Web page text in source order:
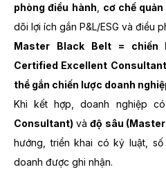
phòng điều hành
cơ chế
dõi lợi ích gắn P&L/ESG và điều
Master Black Belt = chiến
Certified Excellent
thể gắn chiến lược doanh
Khi kết hợp, doanh nghiệp có
Consultant) vàđộ sâu
hướng, triển khai có kỷ luật,
doanh được ghi nhận.